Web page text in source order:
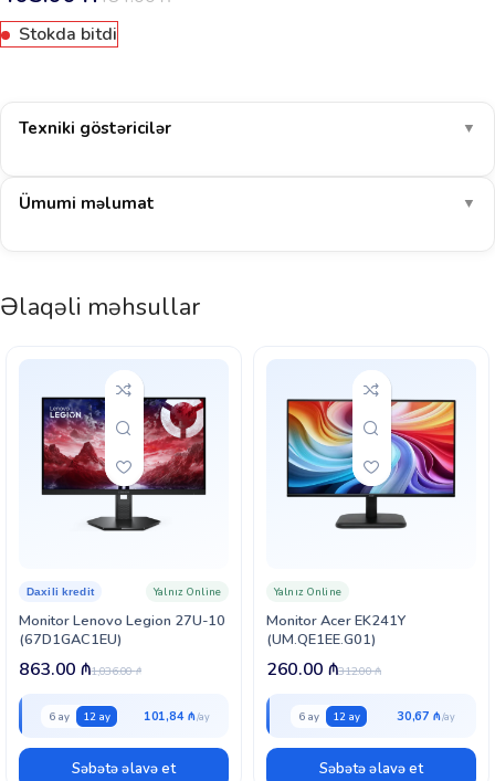
Stokda bitdi
Texniki göstəricilər ▼
Ümumi məlumat ▼
Əlaqəli məhsullar
Monitor Lenovo Legion 27U-10
(67D1GAC1EU)
Daxili kredit Yalnız Online
1,036.00₼
863.00 ₼
6 ay 12 ay 101,84 ₼
Səbətə əlavə et
Monitor Acer EK241Y
(UM.QE1EE.G01)
Yalnız Online
312.00₼
260.00 ₼
6 ay 12 ay 30,67 ₼
Səbətə əlavə et